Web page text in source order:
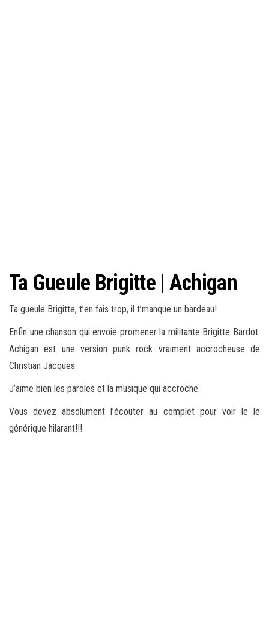
Ta Gueule Brigitte | Achigan
Ta gueule Brigitte, t’en fais trop, il t’manque un bardeau!
Enfin une chanson qui envoie promener la militante Brigitte Bardot.
Achigan est une version punk rock vraiment accrocheuse de
Christian Jacques.
J’aime bien les paroles et la musique qui accroche.
Vous devez absolument l’écouter au complet pour voir le le
générique hilarant!!!